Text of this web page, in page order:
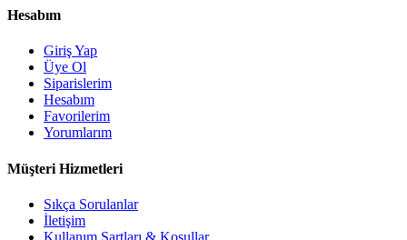
Hesabım
Giriş Yap
Üye Ol
Siparislerim
Hesabım
Favorilerim
Yorumlarım
Müşteri Hizmetleri
Sıkça Sorulanlar
İletişim
Kullanım Şartları & Koşullar